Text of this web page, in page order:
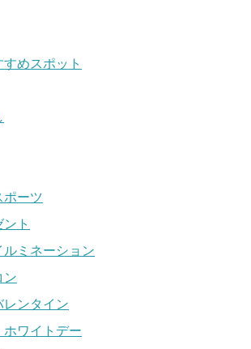
めスポット
ポーツ
ト
ルミネーション
ン
レンタイン
ワイトデー